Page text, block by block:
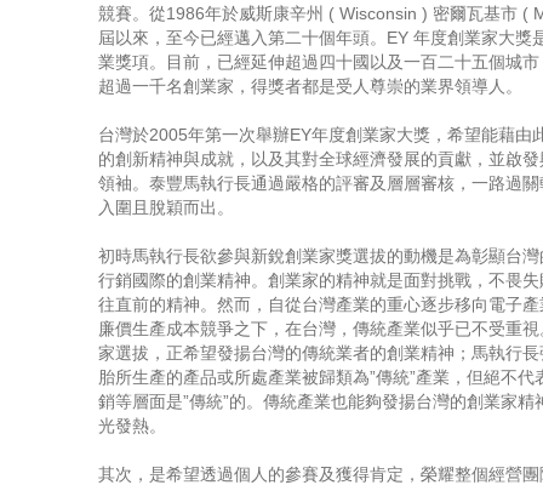
競賽。從1986年於威斯康辛州 ( Wisconsin ) 密爾瓦基市 (
屆以來，至今已經邁入第二十個年頭。EY 年度創業家大獎
業獎項。目前，已經延伸超過四十國以及一百二十五個城
超過一千名創業家，得獎者都是受人尊崇的業界領導人。
台灣於2005年第一次舉辦EY年度創業家大獎，希望能藉由
的創新精神與成就，以及其對全球經濟發展的貢獻，並啟
領袖。泰豐馬執行長通過嚴格的評審及層層審核，一路過
入圍且脫穎而出。
初時馬執行長欲參與新銳創業家獎選拔的動機是為彰顯台
行銷國際的創業精神。創業家的精神就是面對挑戰，不畏
往直前的精神。然而，自從台灣產業的重心逐步移向電子
廉價生產成本競爭之下，在台灣，傳統產業似乎已不受重
家選拔，正希望發揚台灣的傳統業者的創業精神；馬執行
胎所生產的產品或所處產業被歸類為”傳統”產業，但絕不代
銷等層面是”傳統”的。傳統產業也能夠發揚台灣的創業家精
光發熱。
其次，是希望透過個人的參賽及獲得肯定，榮耀整個經營